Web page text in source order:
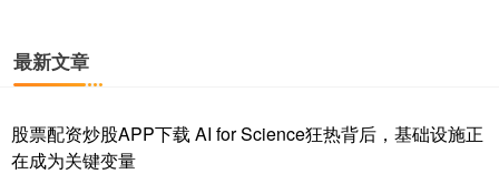
最新文章
股票配资炒股APP下载 AI for Science狂热背后，基础设施正
在成为关键变量